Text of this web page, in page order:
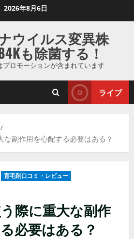
2026年8月6日
ウイルス変異株
も除菌する！
プロモーションが含まれています
ライブ
な副作用を心配する必要はある？
育毛剤口コミ・レビュー
際に重大な副作
必要はある？